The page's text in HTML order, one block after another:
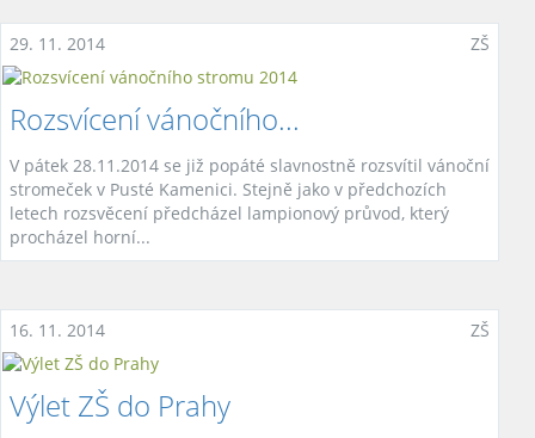
29. 11. 2014 ZŠ
Rozsvícení vánočního...
V pátek 28.11.2014 se již popáté slavnostně rozsvítil vánoční
stromeček v Pusté Kamenici. Stejně jako v předchozích
letech rozsvěcení předcházel lampionový průvod, který
procházel horní...
16. 11. 2014 ZŠ
Výlet ZŠ do Prahy